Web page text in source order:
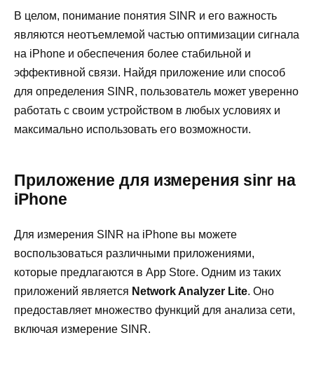
В целом, понимание понятия SINR и его важность
являются неотъемлемой частью оптимизации сигнала
на iPhone и обеспечения более стабильной и
эффективной связи. Найдя приложение или способ
для определения SINR, пользователь может уверенно
работать с своим устройством в любых условиях и
максимально использовать его возможности.
Приложение для измерения sinr на
iPhone
Для измерения SINR на iPhone вы можете
воспользоваться различными приложениями,
которые предлагаются в App Store. Одним из таких
приложений является Network Analyzer Lite. Оно
предоставляет множество функций для анализа сети,
включая измерение SINR.